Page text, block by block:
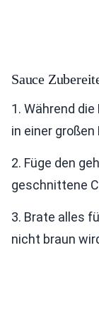
Sauce
1. Während
in einer großen
2. Füge den
geschnittene
3. Brate alles
nicht braun